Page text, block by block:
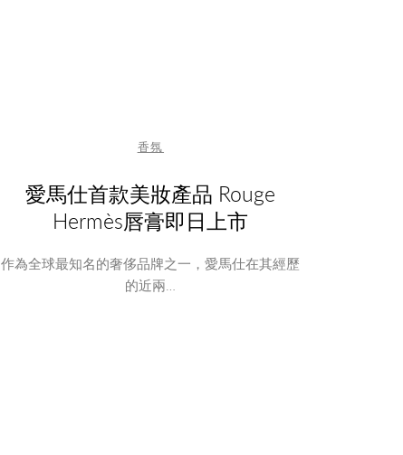
香氛
愛馬仕首款美妝產品 Rouge
Hermès唇膏即日上市
作為全球最知名的奢侈品牌之一，愛馬仕在其經歷
的近兩…